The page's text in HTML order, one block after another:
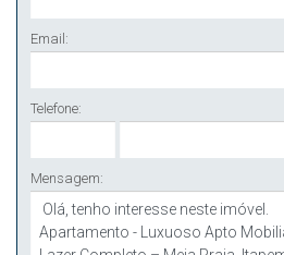
Email:
Telefone:
Mensagem: